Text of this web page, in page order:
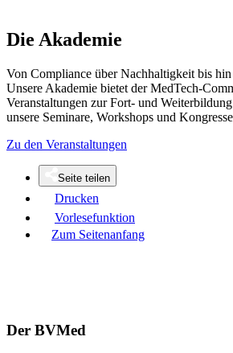
Die Akademie
Von Compliance über Nachhaltigkeit bis
Unsere Akademie bietet der MedTech-
Veranstaltungen zur Fort- und
unsere Seminare, Workshops und
Zu den Veranstaltungen
Seite teilen
Drucken
Vorlesefunktion
Zum Seitenanfang
Der BVMed